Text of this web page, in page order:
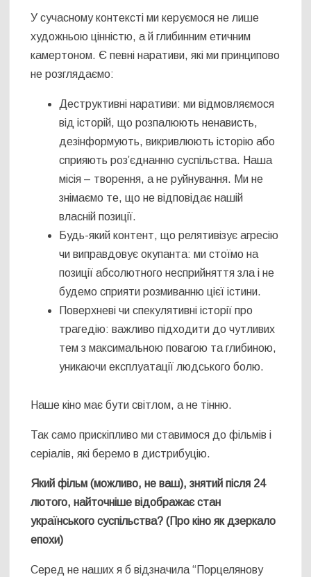
У сучасному контексті ми керуємося не лише
художньою цінністю, а й глибинним етичним
камертоном. Є певні наративи, які ми принципово
не розглядаємо:
Деструктивні наративи: ми відмовляємося
від історій, що розпалюють ненависть,
дезінформують, викривлюють історію або
сприяють роз’єднанню суспільства. Наша
місія – творення, а не руйнування. Ми не
знімаємо те, що не відповідає нашій
власній позиції.
Будь-який контент, що релятивізує агресію
чи виправдовує окупанта: ми стоїмо на
позиції абсолютного несприйняття зла і не
будемо сприяти розмиванню цієї істини.
Поверхневі чи спекулятивні історії про
трагедію: важливо підходити до чутливих
тем з максимальною повагою та глибиною,
уникаючи експлуатації людського болю.
Наше кіно має бути світлом, а не тінню.
Так само прискіпливо ми ставимося до фільмів і
серіалів, які беремо в дистрибуцію.
Який фільм (можливо, не ваш), знятий після 24
лютого, найточніше відображає стан
українського суспільства?(Про кіно як дзеркало
епохи)
Серед не наших я б відзначила “Порцелянову